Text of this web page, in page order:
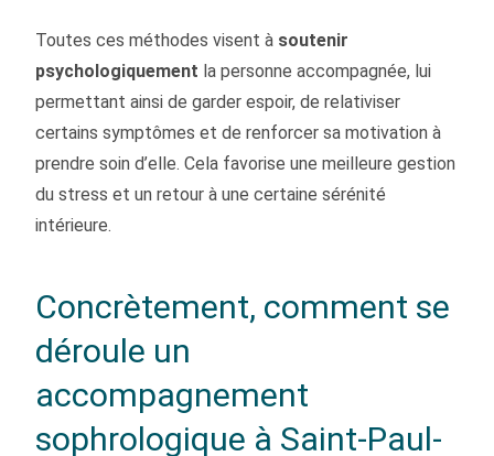
Toutes ces méthodes visent à soutenir
psychologiquement la personne accompagnée, lui
permettant ainsi de garder espoir, de relativiser
certains symptômes et de renforcer sa motivation à
prendre soin d’elle. Cela favorise une meilleure gestion
du stress et un retour à une certaine sérénité
intérieure.
Concrètement, comment se
déroule un
accompagnement
sophrologique à Saint-Paul-